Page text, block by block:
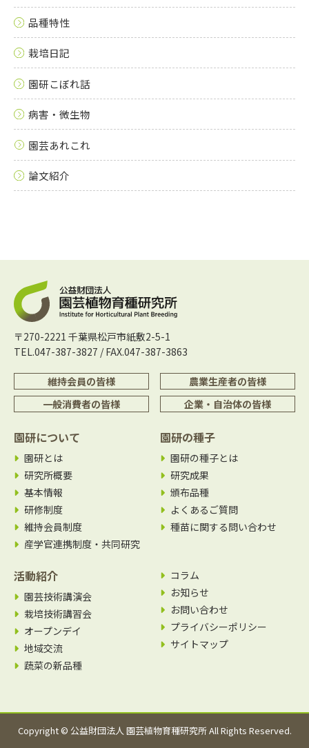
品種特性
栽培日記
園研こぼれ話
病害・微生物
園芸あれこれ
論文紹介
〒270-2221 千葉県松戸市紙敷2-5-1
TEL.047-387-3827 / FAX.047-387-3863
維持会員の皆様
農業生産者の皆様
一般消費者の皆様
企業・自治体の皆様
園研について
園研とは
研究所概要
基本情報
研修制度
維持会員制度
産学官連携制度・共同研究
園研の種子
園研の種子とは
研究成果
頒布品種
よくあるご質問
種苗に関する問い合わせ
活動紹介
園芸技術講演会
栽培技術講習会
オープンデイ
地域交流
蔬菜の新品種
コラム
お知らせ
お問い合わせ
プライバシーポリシー
サイトマップ
Copyright © 公益財団法人 園芸植物育種研究所 All Rights Reserved.